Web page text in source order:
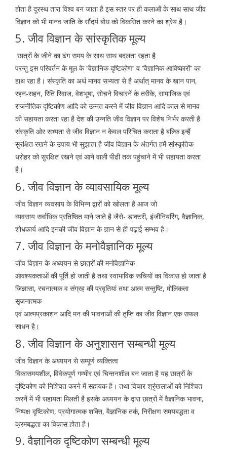
होता है दूरस्थ तारा विश्व बन जाता है इस स्तर पर ही कलाओं के साथ साथ जीव
विज्ञान को भी मानव जाति के सौंदर्य बोध को विकसित करने का श्रेय है।
5. जीव विज्ञान के सांस्कृतिक मूल्य
छात्रों के जीने का ढंग समय के साथ साथ बदलता रहता है
परन्तु इस परिवर्तन के मूल के ‘‘वैज्ञानिक दृष्टिकोण’’ व ‘‘वैज्ञानिक आविष्कारों’’ का
हाथ रहा है। संस्कृति का अर्थ मानव सभ्यता से है अर्थात् मानव के खान पान,
रहन-सहन, रिति रिवाज, वेशभूषा, सोचने विचारनें के तरीके, सामाजिक एवं
राजनीतिक दृष्टिकोण आदि को उन्नत करने में जीव विज्ञान आदि काल से मानव
की सहायता करता रहा है देश की उन्नति जीव विज्ञान पर विशेष निर्भर करती है
संस्कृति ओर सभ्यता से जीव विज्ञान न केवल परिचित कराता है बल्कि इन्हैं
सुरक्षित रखने के उपाय भी सुझाता है जीव विज्ञान के अंतर्गत हमें सांस्कृतिक
धरोहर को सुरक्षित रखने एवं आने वाली पीढी तक पहुंचाने में भी सहायता करता
है।
6. जीव विज्ञान के व्यावसायिक मूल्य
जीव विज्ञान व्यवसाय के विभिन्न द्वारों को खोलता है आज जो
व्यवसाय सर्वाधिक प्रतिष्ठित माने जाते है जैसे- डाक्टरी, इंजीनियरिंग, वैज्ञानिक,
शोधकार्य आदि इनकी जीव विज्ञान के ज्ञान से ही पढ़ाई सम्भव है।
7. जीव विज्ञान के मनोवैज्ञानिक मूल्य
जीव विज्ञान के अध्ययन से छात्रों की मनोवैज्ञानिक
आवश्यकताओं की पूर्ति हो जाती है तथा स्वाभाविक रूचियों का विकास हो जाता है
जिज्ञासा, रचनात्मक व संग्रह की प्रवृतियां तथा आत्म सन्तुष्टि, मोलिकता
सृजनात्मक
एवं आत्मप्रकाशन आदि मन की भावनाओं की तृप्ति का जीव विज्ञान एक सफल
साधन है।
8. जीव विज्ञान के अनुशासन सम्बन्धी मूल्य
जीव विज्ञान के अध्ययन से सम्पूर्ण व्यक्तित्व
विकासमयशील, विवेकपूर्ण गम्भीर एवं चिन्तनशील बन जाता है यह छात्रों के
दृष्टिकोण को निश्चित करने में सहायक है। तथा विचार श्रृंखलाओं को निश्चित
करनें में भी सहायता मिलती है इसके अध्ययन के द्वारा छात्रों में वैज्ञानिक भावना,
निष्पक्ष दृष्टिकोण, प्रयोगात्मक शक्ति, वैज्ञानिक तर्क, निरीक्षण समयबद्धता व
क्रमबद्धता का विकास होता है।
9. वैज्ञानिक दृष्टिकोण सम्बन्धी मूल्य